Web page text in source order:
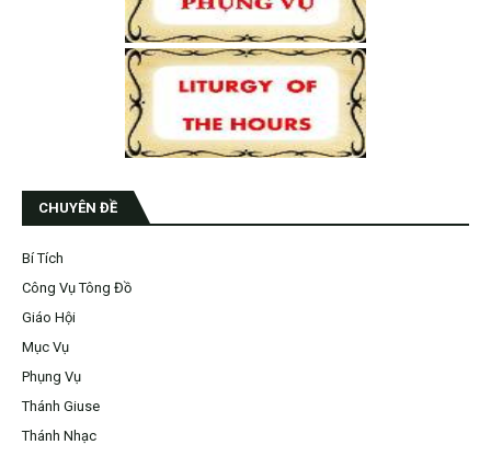
CHUYÊN ĐỀ
Bí Tích
Công Vụ Tông Đồ
Giáo Hội
Mục Vụ
Phụng Vụ
Thánh Giuse
Thánh Nhạc